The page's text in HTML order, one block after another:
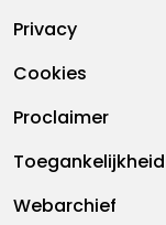
Footermenu
Privacy
Cookies
Proclaimer
Toegankelijkheid
Webarchief